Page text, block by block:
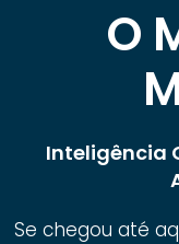
O
Inteligência
Se chegou até